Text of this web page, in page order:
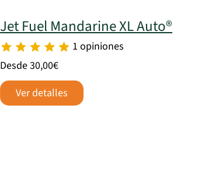
Jet Fuel Mandarine XL Auto®
1 opiniones
Desde 30,00€
Ver detalles